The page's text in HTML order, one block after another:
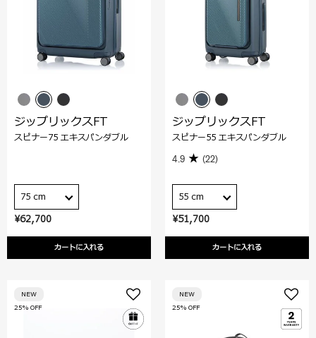
¥62,700
カートに入れる
ジップリックスFT
スピナー75 エキスパンダブル
75 cm
¥51,700
カートに入れる
ジップリックスFT
スピナー55 エキスパンダブル
4.9 (22)
55 cm
25% OFF
NEW
25% OFF
NEW